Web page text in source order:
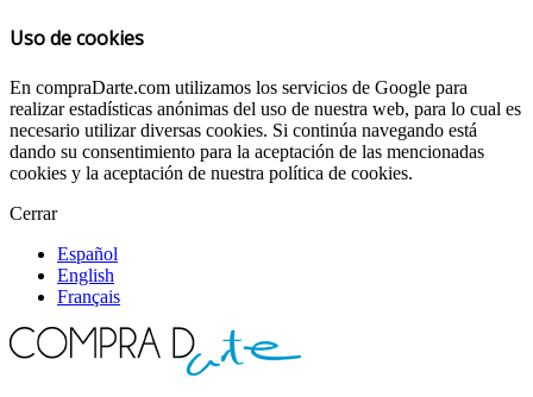
Uso de cookies
En compraDarte.com utilizamos los servicios de Google para
realizar estadísticas anónimas del uso de nuestra web, para lo cual es
necesario utilizar diversas cookies. Si continúa navegando está
dando su consentimiento para la aceptación de las mencionadas
cookies y la aceptación de nuestra política de cookies.
Cerrar
Español
English
Français